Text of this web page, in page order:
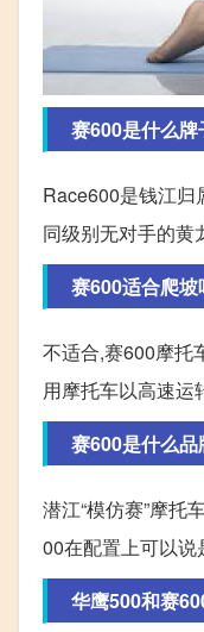
赛600是什么
Race600是钱江归
同级别无对手的黄
赛600适合爬坡
不适合,赛600摩托
用摩托车以高速运
赛600是什么
潜江“模仿赛”摩托
00在配置上可以说
华鹰500和赛